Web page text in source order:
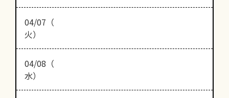
04/07（
火）
04/08（
水）